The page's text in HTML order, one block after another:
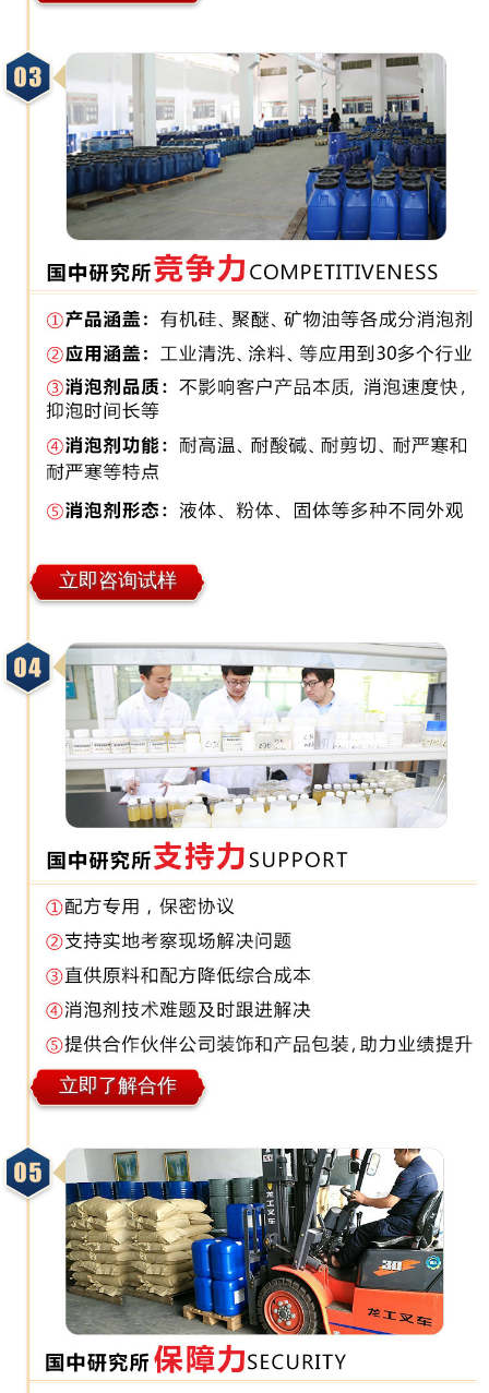
立即咨询试样
立即了解合作